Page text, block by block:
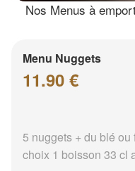
Nos Menus à
Menu Nuggets
11.90 €
5 nuggets + du blé
choix 1 boisson 33 cl